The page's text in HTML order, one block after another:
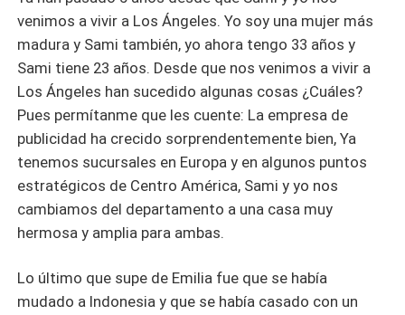
venimos a vivir a Los Ángeles. Yo soy una mujer más
madura y Sami también, yo ahora tengo 33 años y
Sami tiene 23 años. Desde que nos venimos a vivir a
Los Ángeles han sucedido algunas cosas ¿Cuáles?
Pues permítanme que les cuente: La empresa de
publicidad ha crecido sorprendentemente bien, Ya
tenemos sucursales en Europa y en algunos puntos
estratégicos de Centro América, Sami y yo nos
cambiamos del departamento a una casa muy
hermosa y amplia para ambas.
Lo último que supe de Emilia fue que se había
mudado a Indonesia y que se había casado con un